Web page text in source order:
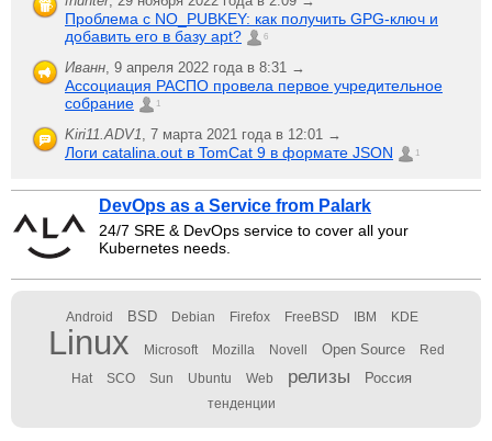
Проблема с NO_PUBKEY: как получить GPG-ключ и
добавить его в базу apt?
6
Иванн, 9 апреля 2022 года в 8:31 →
Ассоциация РАСПО провела первое учредительное
собрание
1
Kiri11.ADV1, 7 марта 2021 года в 12:01 →
Логи catalina.out в TomCat 9 в формате JSON 1
DevOps as a Service from Palark
24/7 SRE & DevOps service to cover all your
Kubernetes needs.
Android BSD Debian Firefox FreeBSD IBM KDE
Linux Microsoft Mozilla Novell Open Source Red
Hat SCO Sun Ubuntu Web релизы Россия
тенденции